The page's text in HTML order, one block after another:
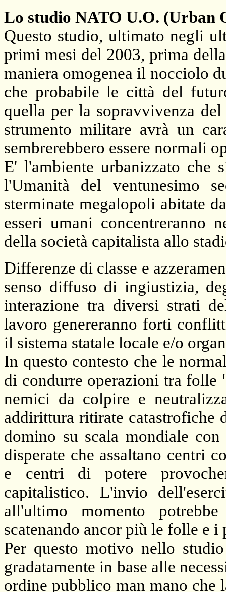
Lo studio NATO U.O. (Urban
Questo studio, ultimato negli
primi mesi del 2003, prima
maniera omogenea il nocciolo
che probabile le città del
quella per la sopravvivenza
strumento militare avrà un
sembrerebbero essere normali
E' l'ambiente urbanizzato che
l'Umanità del ventunesimo
sterminate megalopoli abitate
esseri umani concentreranno
della società capitalista allo
Differenze di classe e
senso diffuso di ingiustizia,
interazione tra diversi strati
lavoro genereranno forti
il sistema statale locale e/o
In questo contesto che le
di condurre operazioni tra
nemici da colpire e
addirittura ritirate catastrofiche
domino su scala mondiale
disperate che assaltano centri
e centri di potere
capitalistico. L'invio
all'ultimo momento potrebbe
scatenando ancor più le folle e
Per questo motivo nello
gradatamente in base alle
ordine pubblico man mano che